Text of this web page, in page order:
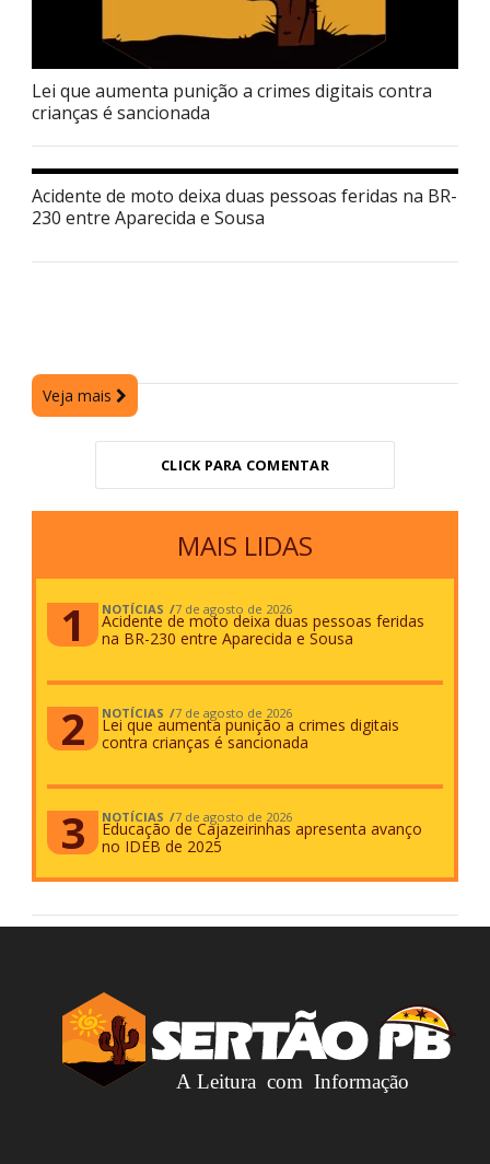
Lei que aumenta punição a crimes digitais contra
crianças é sancionada
Acidente de moto deixa duas pessoas feridas na BR-
230 entre Aparecida e Sousa
Veja mais
CLICK PARA COMENTAR
MAIS LIDAS
NOTÍCIAS 7 de agosto de 2026
Acidente de moto deixa duas pessoas feridas
na BR-230 entre Aparecida e Sousa
NOTÍCIAS 7 de agosto de 2026
Lei que aumenta punição a crimes digitais
contra crianças é sancionada
NOTÍCIAS 7 de agosto de 2026
Educação de Cajazeirinhas apresenta avanço
no IDEB de 2025